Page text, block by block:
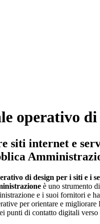
operativo di
siti internet e
di design per i siti e i
è uno strumento
e i suoi fornitori e
per orientare e migliorare
punti di contatto digitali verso